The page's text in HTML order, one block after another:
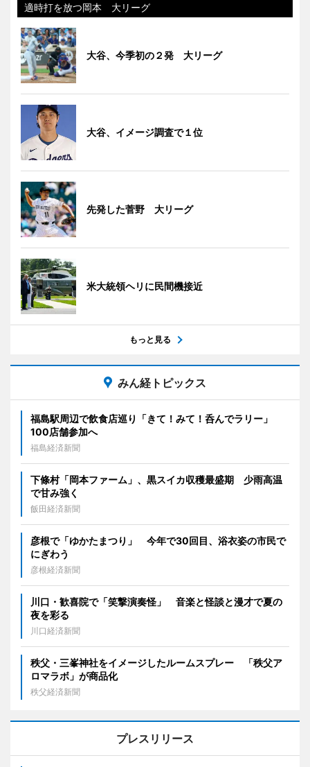
適時打を放つ岡本 大リーグ
大谷、今季初の２発 大リーグ
大谷、イメージ調査で１位
先発した菅野 大リーグ
米大統領ヘリに民間機接近
もっと見る
みん経トピックス
福島駅周辺で飲食店巡り「きて！みて！呑んでラリー」
100店舗参加へ
福島経済新聞
下條村「岡本ファーム」、黒スイカ収穫最盛期 少雨高温
で甘み強く
飯田経済新聞
彦根で「ゆかたまつり」 今年で30回目、浴衣姿の市民で
にぎわう
彦根経済新聞
川口・歓喜院で「笑撃演奏怪」 音楽と怪談と漫才で夏の
夜を彩る
川口経済新聞
秩父・三峯神社をイメージしたルームスプレー 「秩父ア
ロマラボ」が商品化
秩父経済新聞
プレスリリース